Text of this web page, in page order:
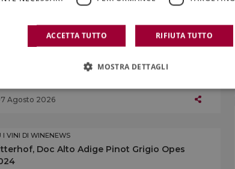
I VINI DI WINENEWS
Agosto 2026
I VINI DI WINENEWS
Doc Alto Adige Pinot Grigio Opes
ACCETTA TUTTO RIFIUTA TUTTO
MOSTRA DETTAGLI